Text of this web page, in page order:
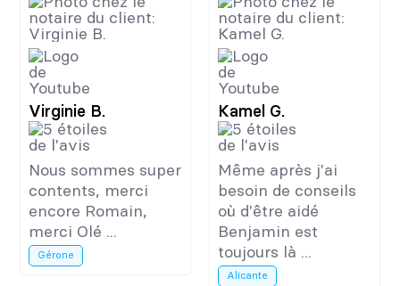
Virginie B.
Nous sommes super
contents, merci
encore Romain,
merci Olé ...
Gérone
Kamel G.
Même après j'ai
besoin de conseils
où d'être aidé
Benjamin est
toujours là ...
Alicante